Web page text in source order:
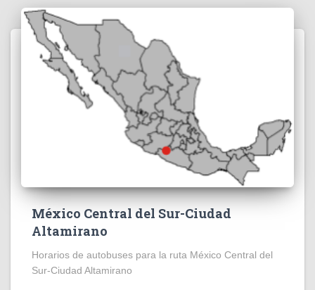
México Central del Sur-Ciudad
Altamirano
Horarios de autobuses para la ruta México Central del
Sur-Ciudad Altamirano